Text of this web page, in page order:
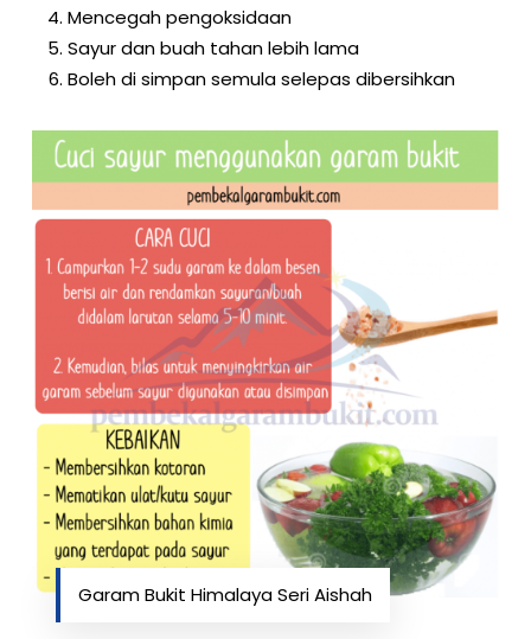
Mencegah pengoksidaan
Sayur dan buah tahan lebih lama
Boleh di simpan semula selepas dibersihkan
Garam Bukit Himalaya Seri Aishah